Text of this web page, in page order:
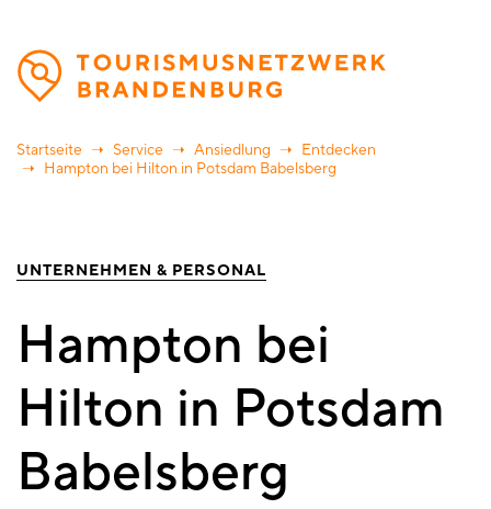
Direkt
zum
Inhalt
Startseite Service Ansiedlung
Entdecken
Hampton bei Hilton in Potsdam Babelsberg
UNTERNEHMEN & PERSONAL
Hampton bei
Hilton in Potsdam
Babelsberg